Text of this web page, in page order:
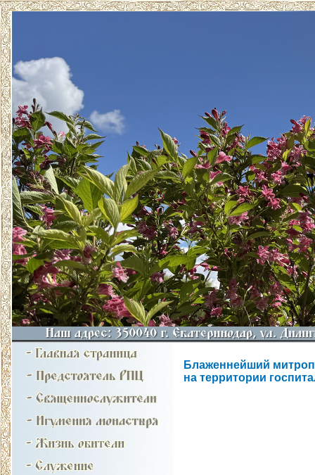
Блаженнейший
на территории